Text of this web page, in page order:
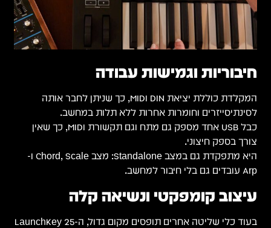
חיבוריות וגמישות עבודה
המקלדת כוללת יציאת MIDI DIN, כך שניתן לחבר אותה
לסינתיסייזרים וחומרות אחרות ללא תלות במחשב.
כבל USB אחד מספק גם מתח וגם תקשורת MIDI, כך שאין
צורך בספק חיצוני.
היא מתפקדת גם במצב Standalone: מצב Chord, Scale ו-
Arp עובדים גם בלי חיבור למחשב.
עיצוב קומפקטי ונשיאה קלה
בעוד כלי שליטה אחרים תופסים מקום גדול, ה-LaunchKey 25